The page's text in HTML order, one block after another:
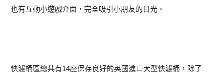
也有互動小遊戲介面，完全吸引小朋友的目光。
快濾桶區總共有14座保存良好的英國進口大型快濾桶，除了